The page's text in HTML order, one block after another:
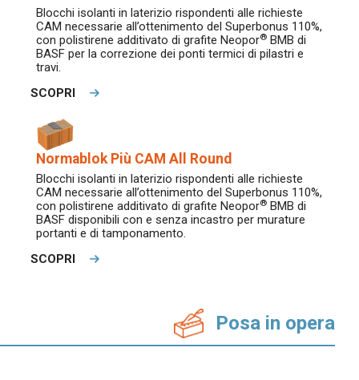
Blocchi isolanti in laterizio rispondenti alle richieste
CAM necessarie all’ottenimento del Superbonus 110%,
con polistirene additivato di grafite Neopor® BMB di
BASF per la correzione dei ponti termici di pilastri e
travi.
SCOPRI
Normablok Più CAM All Round
Blocchi isolanti in laterizio rispondenti alle richieste
CAM necessarie all’ottenimento del Superbonus 110%,
con polistirene additivato di grafite Neopor® BMB di
BASF disponibili con e senza incastro per murature
portanti e di tamponamento.
SCOPRI
Posa in opera